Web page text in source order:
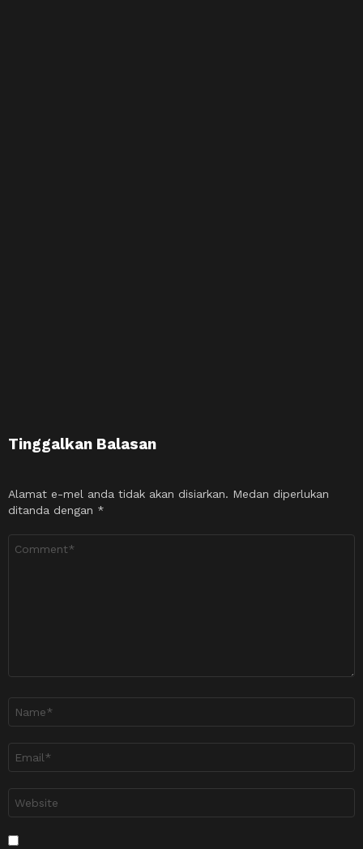
Tinggalkan Balasan
Alamat e-mel anda tidak akan disiarkan. Medan diperlukan
ditanda dengan *
sesawang